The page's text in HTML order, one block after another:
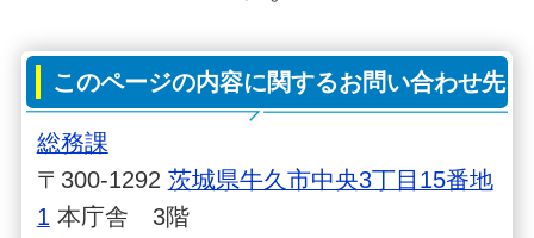
このページの内容に関するお問い合わせ先
総務課
〒300-1292 茨城県牛久市中央3丁目15番地
1 本庁舎 3階